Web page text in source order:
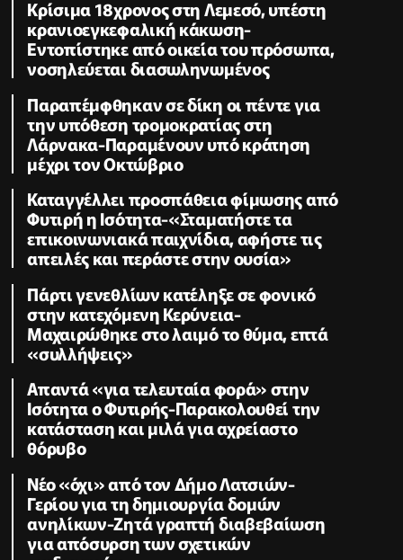
Κρίσιμα 18χρονος στη Λεμεσό, υπέστη
κρανιοεγκεφαλική κάκωση-
Εντοπίστηκε από οικεία του πρόσωπα,
νοσηλεύεται διασωληνωμένος
Παραπέμφθηκαν σε δίκη οι πέντε για
την υπόθεση τρομοκρατίας στη
Λάρνακα-Παραμένουν υπό κράτηση
μέχρι τον Οκτώβριο
Καταγγέλλει προσπάθεια φίμωσης από
Φυτιρή η Ισότητα-«Σταματήστε τα
επικοινωνιακά παιχνίδια, αφήστε τις
απειλές και περάστε στην ουσία»
Πάρτι γενεθλίων κατέληξε σε φονικό
στην κατεχόμενη Κερύνεια-
Μαχαιρώθηκε στο λαιμό το θύμα, επτά
«συλλήψεις»
Απαντά «για τελευταία φορά» στην
Ισότητα ο Φυτιρής-Παρακολουθεί την
κατάσταση και μιλά για αχρείαστο
θόρυβο
Νέο «όχι» από τον Δήμο Λατσιών-
Γερίου για τη δημιουργία δομών
ανηλίκων-Ζητά γραπτή διαβεβαίωση
για απόσυρση των σχετικών